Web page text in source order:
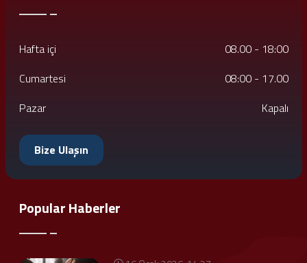
Hafta içi
08.00 - 18:00
Cumartesi
08:00 - 17.00
Pazar
Kapalı
Bize Ulaşın
Popular Haberler